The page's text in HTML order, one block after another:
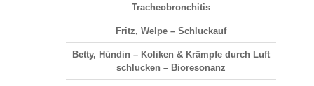
Tracheobronchitis
Fritz, Welpe – Schluckauf
Betty, Hündin – Koliken & Krämpfe durch Luft
schlucken – Bioresonanz